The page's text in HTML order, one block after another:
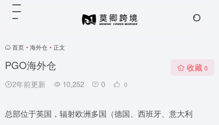
首页 • 海外仓 • 正文
PGO海外仓
2年前更新 10,252 0 0
收藏 0
总部位于英国，辐射欧洲多国（德国、西班牙、意大利